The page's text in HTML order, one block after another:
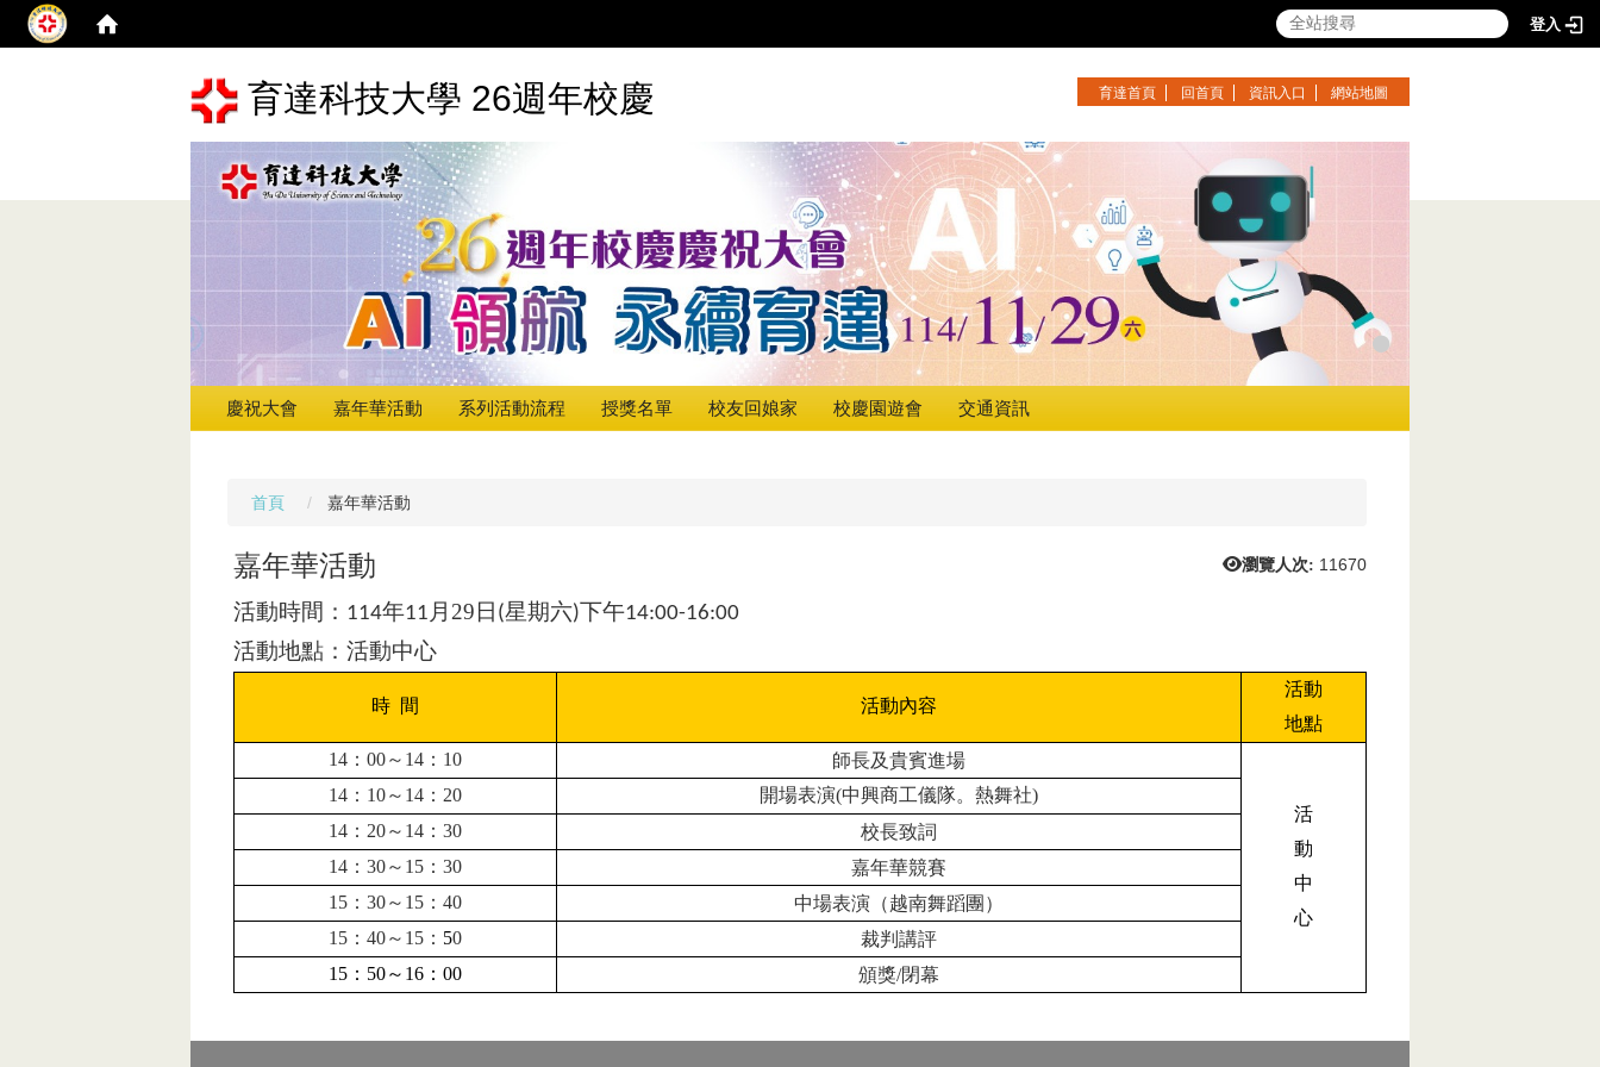
登入
育達科技大學 26週年校慶 育達首頁 回首頁 資訊入口 網站地圖
慶祝大會 嘉年華活動 系列活動流程 授獎名單 校友回娘家 校慶園遊會 交通資訊
首頁 嘉年華活動
瀏覽人次: 11670
嘉年華活動
活動時間： 114年11 月29日 (星期六)下午14:00-16:00
活動地點：活動中心
時 間 活動內容
活動
地點
14 ： 00～ 14 ： 10 師長及貴賓進場
活
動
中
心
14 ： 10～ 14 ： 20 開場表演(中興商工儀隊。熱舞社)
14 ： 20～ 14 ： 30
校長致詞
14 ： 30～ 15 ： 30 嘉年華競賽
15 ： 30～ 15 ： 40
中場表演（越南舞蹈團）
15 ： 40～ 15 ： 50
裁判講評
15 ： 50～ 16 ： 00 頒獎/閉幕